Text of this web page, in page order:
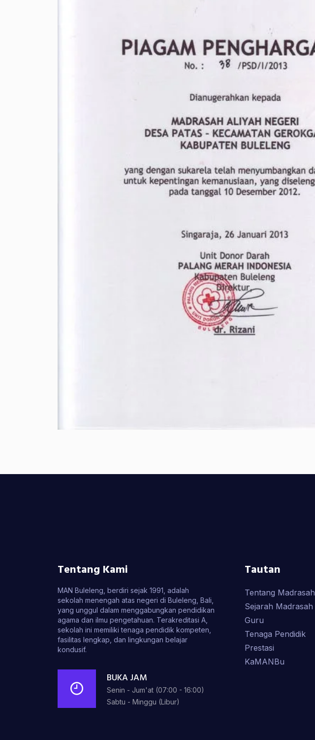
Tentang Kami
MAN Buleleng, berdiri sejak 1991, adalah
sekolah menengah atas negeri di Buleleng, Bali,
yang unggul dalam menggabungkan pendidikan
agama dan ilmu pengetahuan. Terakreditasi A,
sekolah ini memiliki tenaga pendidik kompeten,
fasilitas lengkap, dan lingkungan belajar
kondusif.
BUKA JAM
Senin - Jum'at (07:00 - 16:00)
Sabtu - Minggu (Libur)
Tautan
Tentang Madrasah
Sejarah Madrasah
Guru
Tenaga Pendidik
Prestasi
KaMANBu